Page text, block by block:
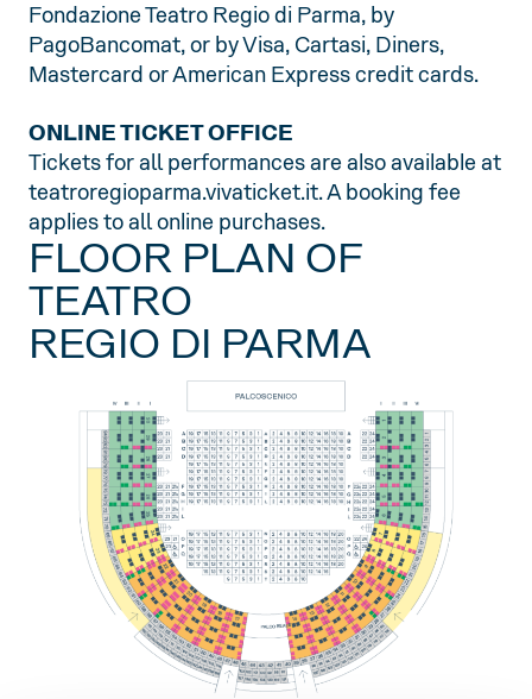
Fondazione Teatro Regio di Parma, by
PagoBancomat, or by Visa, Cartasi, Diners,
Mastercard or American Express credit cards.
ONLINE TICKET OFFICE
Tickets for all performances are also available at
teatroregioparma.vivaticket.it. A booking fee
applies to all online purchases.
FLOOR PLAN OF
TEATRO
REGIO DI PARMA